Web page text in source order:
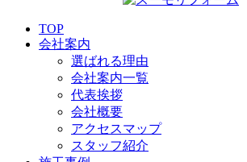
TOP
会社案内
選ばれる理由
会社案内一覧
代表挨拶
会社概要
アクセスマップ
スタッフ紹介